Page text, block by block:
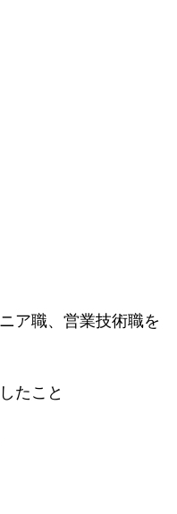
ア職、営業技術職を
たこと